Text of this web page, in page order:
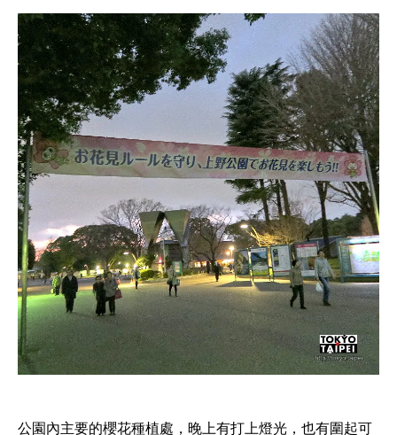
公園內主要的櫻花種植處，晚上有打上燈光，也有圍起可